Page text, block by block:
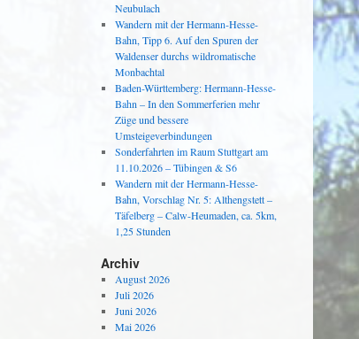
Neubulach
Wandern mit der Hermann-Hesse-
Bahn, Tipp 6. Auf den Spuren der
Waldenser durchs wildromatische
Monbachtal
Baden-Württemberg: Hermann-Hesse-
Bahn – In den Sommerferien mehr
Züge und bessere
Umsteigeverbindungen
Sonderfahrten im Raum Stuttgart am
11.10.2026 – Tübingen & S6
Wandern mit der Hermann-Hesse-
Bahn, Vorschlag Nr. 5: Althengstett –
Täfelberg – Calw-Heumaden, ca. 5km,
1,25 Stunden
Archiv
August 2026
Juli 2026
Juni 2026
Mai 2026